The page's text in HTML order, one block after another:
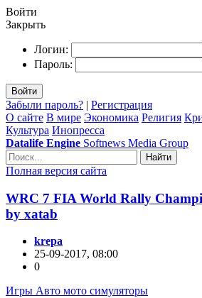
Войти
Закрыть
Логин:
Пароль:
Войти
Забыли пароль? | Регистрация
О сайте В мире Экономика Религия
Культура Инопресса
Datalife Engine Softnews Media Group
Найти
Полная версия сайта
WRC 7 FIA World Rally
by xatab
krepa
25-09-2017, 08:00
0
Игры Авто мото симуляторы